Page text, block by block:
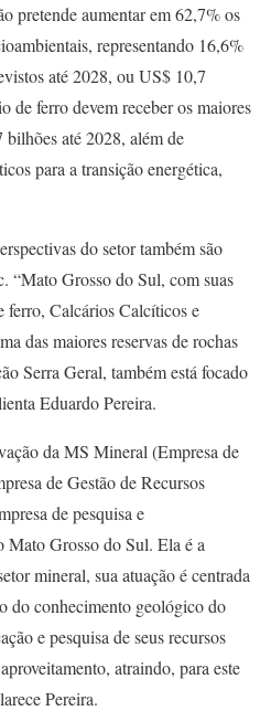
pretende aumentar em 62,7% os
representando 16,6%
até 2028, ou US$ 10,7
de ferro devem receber os maiores
até 2028, além de
para a transição energética,
do setor também são
“Mato Grosso do Sul, com suas
ferro, Calcários Calcíticos e
das maiores reservas de rochas
Serra Geral, também está focado
Eduardo Pereira.
da MS Mineral (Empresa de
de Gestão de Recursos
de pesquisa e
Mato Grosso do Sul. Ela é a
mineral, sua atuação é centrada
do conhecimento geológico do
e pesquisa de seus recursos
atraindo, para este
Pereira.